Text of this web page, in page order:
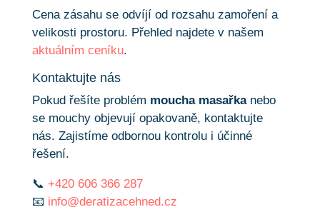
Cena zásahu se odvíjí od rozsahu zamoření a
velikosti prostoru. Přehled najdete v našem
aktuálním ceníku.
Kontaktujte nás
Pokud řešíte problém moucha masařkanebo
se mouchy objevují opakovaně, kontaktujte
nás. Zajistíme odbornou kontrolu i účinné
řešení.
📞 +420 606 366 287
📧 info@deratizacehned.cz